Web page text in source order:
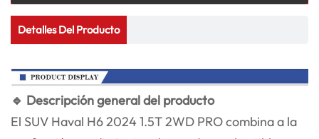
Detalles Del Producto
🔹 Descripción general del producto
El SUV Haval H6 2024 1.5T 2WD PRO combina a la